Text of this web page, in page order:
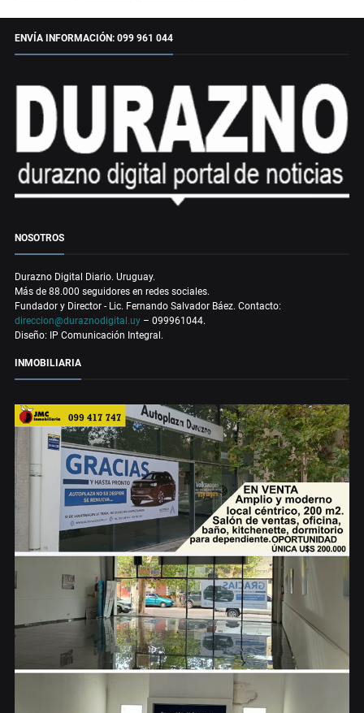
ENVÍA INFORMACIÓN: 099 961 044
NOSOTROS
Durazno Digital Diario. Uruguay.
Más de 88.000 seguidores en redes sociales.
Fundador y Director - Lic. Fernando Salvador Báez. Contacto:
direccion@duraznodigital.uy – 099961044.
Diseño: IP Comunicación Integral.
INMOBILIARIA